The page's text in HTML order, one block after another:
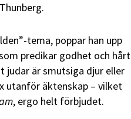
tema, poppar han upp
predikar godhet och hårt
judar är smutsiga djur eller
utanför äktenskap – vilket
, ergo helt förbjudet.